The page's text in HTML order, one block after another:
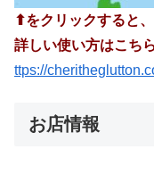
⬆︎をクリックすると
詳しい使い方はこち
ttps://
お店情報